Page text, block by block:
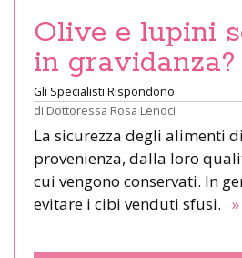
Olive e lupini
in gravidanza?
Gli Specialisti Rispondono
di Dottoressa Rosa Lenoci
La sicurezza degli alimenti
provenienza, dalla loro
cui vengono conservati. In
evitare i cibi venduti sfusi. »